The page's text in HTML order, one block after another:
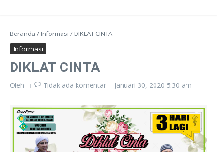
Beranda / Informasi / DIKLAT CINTA
Informasi
DIKLAT CINTA
Oleh Tidak ada komentar Januari 30, 2020 5:30 am